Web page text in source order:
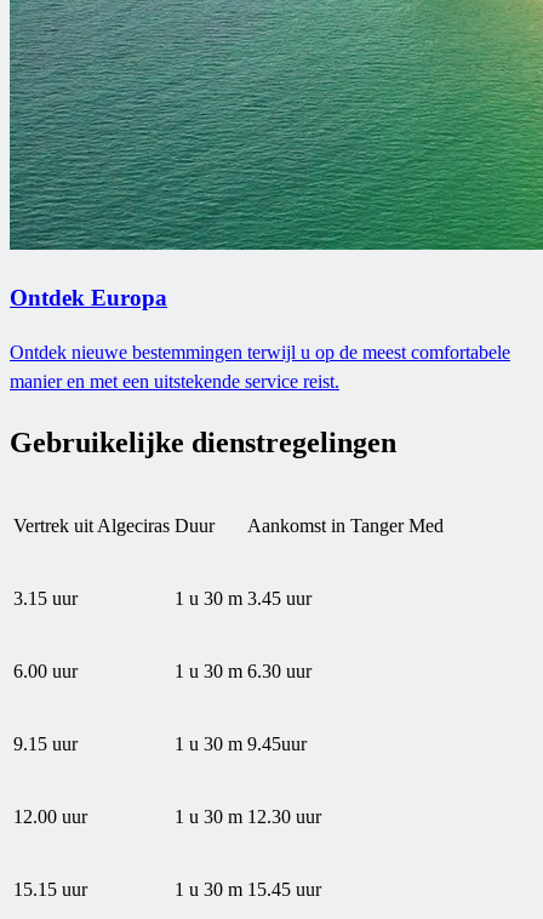
Ontdek Europa
Ontdek nieuwe bestemmingen terwijl u op de meest comfortabele
manier en met een uitstekende service reist.
Gebruikelijke dienstregelingen
Vertrek uit Algeciras Duur Aankomst in Tanger Med
3.15 uur 1 u 30 m 3.45 uur
6.00 uur 1 u 30 m 6.30 uur
9.15 uur 1 u 30 m 9.45uur
12.00 uur 1 u 30 m 12.30 uur
15.15 uur 1 u 30 m 15.45 uur